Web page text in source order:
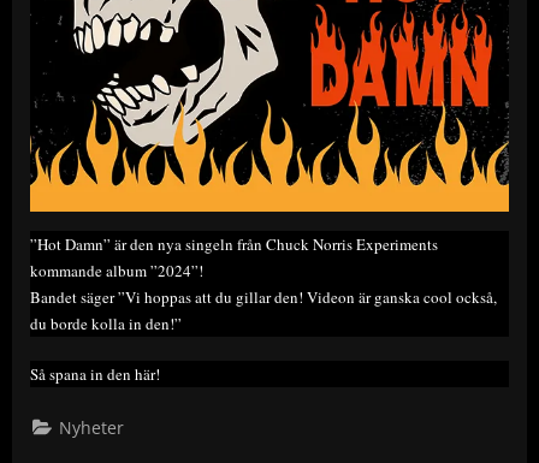
”Hot Damn” är den nya singeln från Chuck Norris Experiments
kommande album ”2024”!
Bandet säger ”Vi hoppas att du gillar den! Videon är ganska cool också,
du borde kolla in den!”
Så spana in den här!
Nyheter